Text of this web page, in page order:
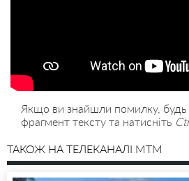
Якщо ви знайшли помилку, будь
фрагмент тексту та натисніть
ТАКОЖ НА ТЕЛЕКАНАЛІ MTM